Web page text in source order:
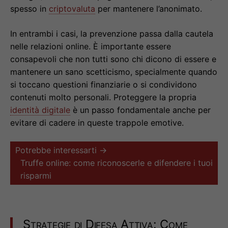
spesso in criptovaluta per mantenere l’anonimato.
In entrambi i casi, la prevenzione passa dalla cautela
nelle relazioni online. È importante essere
consapevoli che non tutti sono chi dicono di essere e
mantenere un sano scetticismo, specialmente quando
si toccano questioni finanziarie o si condividono
contenuti molto personali. Proteggere la propria
identità digitale è un passo fondamentale anche per
evitare di cadere in queste trappole emotive.
Potrebbe interessarti →
Truffe online: come riconoscerle e difendere i tuoi
risparmi
Strategie di Difesa Attiva: Come